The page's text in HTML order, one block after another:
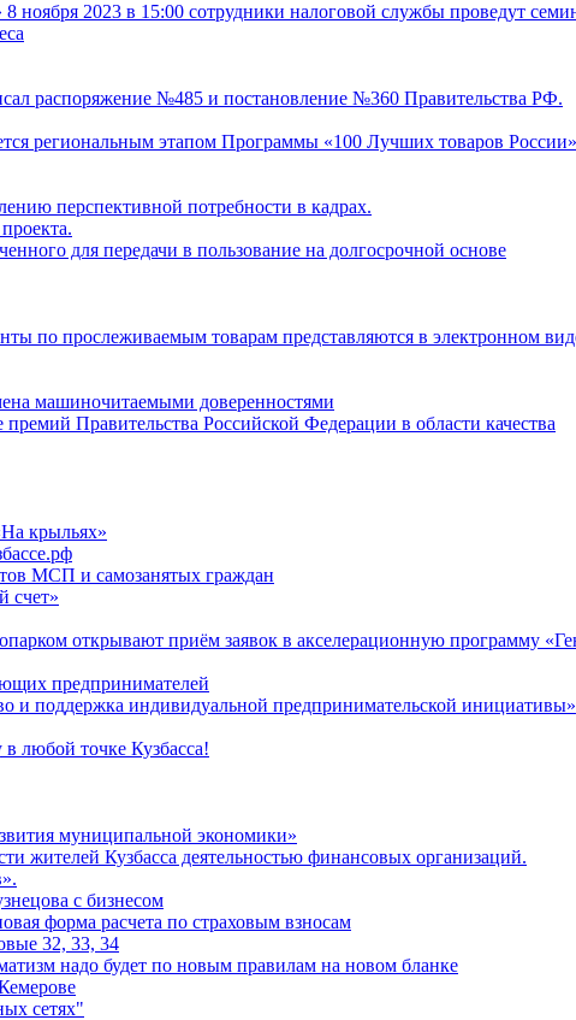
2023 в 15:00 сотрудники налоговой службы проведут
распоряжение №485 и постановление №360 Правительства РФ.
региональным этапом Программы «100 Лучших товаров
перспективной потребности в кадрах.
для передачи в пользование на долгосрочной основе
по прослеживаемым товарам представляются в электронном
машиночитаемыми доверенностями
Правительства Российской Федерации в области качества
крыльях»
МСП и самозанятых граждан
счет»
открывают приём заявок в акселерационную программу
предпринимателей
и поддержка индивидуальной предпринимательской инициативы»
любой точке Кузбасса!
муниципальной экономики»
жителей Кузбасса деятельностью финансовых организаций.
с бизнесом
форма расчета по страховым взносам
32, 33, 34
надо будет по новым правилам на новом бланке
сетях"